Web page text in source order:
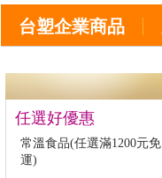
台塑企業商品
任選好優惠
常溫食品(任選滿1200元免
運)